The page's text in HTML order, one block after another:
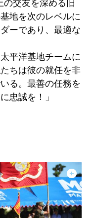
交友を深める旧
地を次のレベルに
ーであり、最適な
平洋基地チームに
ちは彼の就任を非
る。最善の任務を
忠誠を！」